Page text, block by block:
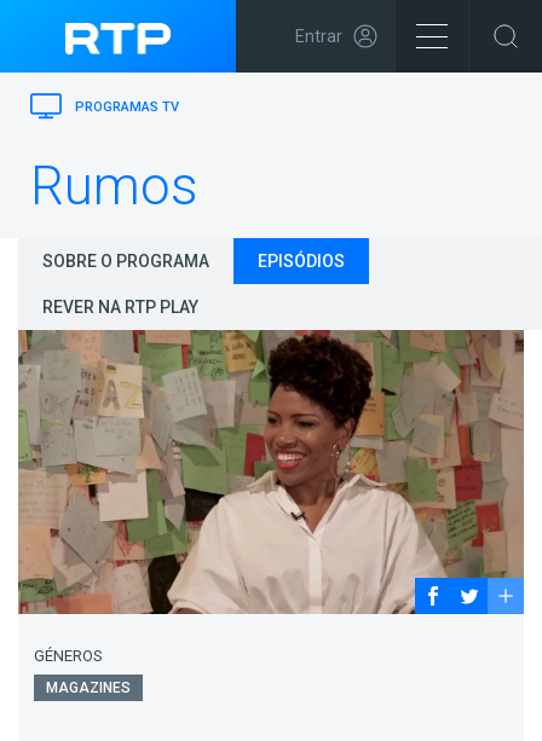
Entrar
PROGRAMAS TV
Rumos
SOBRE O PROGRAMA EPISÓDIOS
REVER NA RTP PLAY
GÉNEROS
MAGAZINES